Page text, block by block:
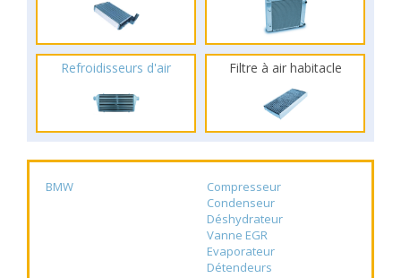
Refroidisseurs d'air Filtre à air habitacle
BMW
Compresseur
Condenseur
Déshydrateur
Vanne EGR
Evaporateur
Détendeurs